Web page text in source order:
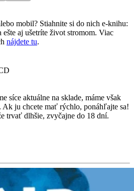
mobil? Stiahnite si do nich e-knihu:
aj ušetríte život stromom. Viac
nájdete tu.
síce aktuálne na sklade, máme však
Ak ju chcete mať rýchlo, ponáhľajte sa!
trvať dlhšie, zvyčajne do 18 dní.